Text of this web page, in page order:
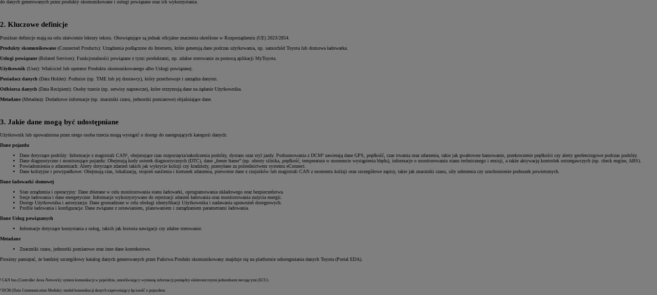
do danych generowanych przez produkty skomunikowane i usługi powiązane oraz ich wykorzystania.
2. Kluczowe definicje
Poniższe definicje mają na celu ułatwienie lektury tekstu. Obowiązujące są jednak oficjalne znaczenia określone w Rozporządzeniu (UE) 2023/2854.
Produkty skomunikowane (Connected Products): Urządzenia podłączone do Internetu, które generują dane podczas użytkowania, np. samochód Toyota lub domowa ładowarka.
Usługi powiązane (Related Services): Funkcjonalności powiązane z tymi produktami, np. zdalne sterowanie za pomocą aplikacji MyToyota.
Użytkownik (User): Właściciel lub operator Produktu skomunikowanego albo Usługi powiązanej.
Posiadacz danych (Data Holder): Podmiot (np. TME lub jej dostawcy), który przechowuje i zarządza danymi.
Odbiorca danych (Data Recipient): Osoby trzecie (np. serwisy naprawcze), które otrzymują dane na żądanie Użytkownika.
Metadane (Metadata): Dodatkowe informacje (np. znaczniki czasu, jednostki pomiarowe) objaśniające dane.
3. Jakie dane mogą być udostępniane
Użytkownik lub upoważniona przez niego osoba trzecia mogą wystąpić o dostęp do następujących kategorii danych:
Dane pojazdu
Dane dotyczące podróży: Informacje z magistrali CAN¹, obejmujące czas rozpoczęcia/zakończenia podróży, dystans oraz styl jazdy. Podsumowania z DCM² zawierają dane GPS, prędkość, czas trwania oraz zdarzenia, takie jak gwałtowne hamowanie, przekroczenie prędkości czy alerty geofencingowe podczas podróży.
Dane diagnostyczne i monitorujące pojazdu: Obejmują kody usterek diagnostycznych (DTC), dane „freeze frame” (np. obroty silnika, prędkość, temperatura w momencie wystąpienia błędu), informacje o monitorowaniu stanu technicznego i emisji, a także aktywację kontrolek ostrzegawczych (np. check engine, ABS).
Powiadomienia o zdarzeniach: Alerty dotyczące zdarzeń takich jak wykrycie kolizji czy kradzieży, przesyłane za pośrednictwem systemu eConnect.
Dane kolizyjne i powypadkowe: Obejmują czas, lokalizację, stopień nasilenia i kierunek zdarzenia, pierwotne dane z czujników lub magistrali CAN z momentu kolizji oraz szczegółowe zapisy, takie jak znaczniki czasu, siły uderzenia czy uruchomienie poduszek powietrznych.
Dane ładowarki domowej
Stan urządzenia i operacyjny: Dane zbierane w celu monitorowania stanu ładowarki, oprogramowania układowego oraz bezpieczeństwa.
Sesje ładowania i dane energetyczne: Informacje wykorzystywane do rejestracji zdarzeń ładowania oraz monitorowania zużycia energii.
Dostęp Użytkownika i autoryzacja: Dane gromadzone w celu obsługi identyfikacji Użytkownika i nadawania uprawnień dostępowych.
Profile ładowania i konfiguracja: Dane związane z ustawianiem, planowaniem i zarządzaniem parametrami ładowania.
Dane Usług powiązanych
Informacje dotyczące korzystania z usług, takich jak historia nawigacji czy zdalne sterowanie.
Metadane
Znaczniki czasu, jednostki pomiarowe oraz inne dane kontekstowe.
Prosimy pamiętać, że bardziej szczegółowy katalog danych generowanych przez Państwa Produkt skomunikowany znajduje się na platformie udostępniania danych Toyota (Portal EDA).
¹ CAN bus (Controller Area Network): system komunikacji w pojeździe, umożliwiający wymianę informacji pomiędzy elektronicznymi jednostkami sterującymi (ECU).
² DCM (Data Communication Module): moduł komunikacji danych zapewniający łączność z pojazdem.